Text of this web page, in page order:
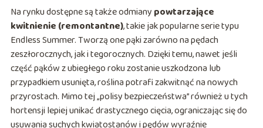
Na rynku dostępne są także odmiany powtarzające
kwitnienie (remontantne), takie jak popularne serie typu
Endless Summer. Tworzą one pąki zarówno na pędach
zeszłorocznych, jak i tegorocznych. Dzięki temu, nawet jeśli
część pąków z ubiegłego roku zostanie uszkodzona lub
przypadkiem usunięta, roślina potrafi zakwitnąć na nowych
przyrostach. Mimo tej „polisy bezpieczeństwa” również u tych
hortensji lepiej unikać drastycznego cięcia, ograniczając się do
usuwania suchych kwiatostanów i pędów wyraźnie